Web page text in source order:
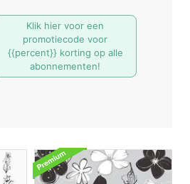
Klik hier voor een
promotiecode voor
{{percent}} korting op alle
abonnementen!